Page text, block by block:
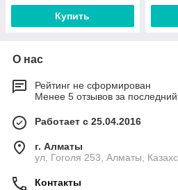
Купить
О нас
Рейтинг не сформирован
Менее 5 отзывов за последний
Работает с 25.04.2016
г. Алматы
ул. Гоголя 253, Алматы,
Контакты